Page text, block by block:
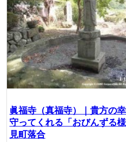
眞福寺（真福寺）｜貴方の
守ってくれる「おびんずる
見町落合